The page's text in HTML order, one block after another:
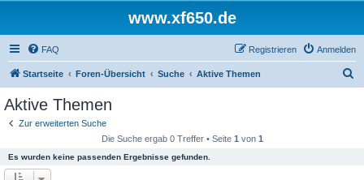
www.xf650.de
FAQ Anmelden
Registrieren
Startseite Foren-Übersicht Suche Aktive Themen
Aktive Themen
Zur erweiterten Suche
Die Suche ergab 0 Treffer • Seite 1 von 1
Es wurden keine passenden Ergebnisse gefunden.